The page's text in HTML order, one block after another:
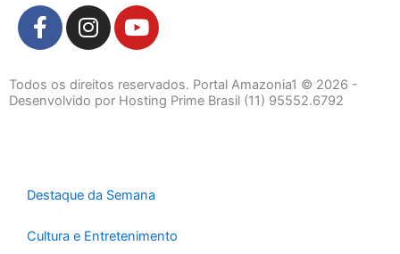
F
a
e
b
-
I
n
t
a
m
Y
o
t
u
Todos os direitos reservados. Portal Amazonia1 © 2026 -
Desenvolvido por Hosting Prime Brasil (11) 95552.6792
Destaque da Semana
Cultura e Entretenimento